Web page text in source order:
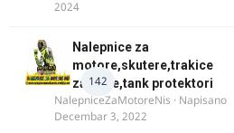
2024
142
Nalepnice za
motore,skutere,trakice
za felne,tank protektori
NalepniceZaMotoreNis · Napisano
Decembar 3, 2022